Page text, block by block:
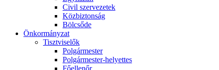
Civil szervezetek
Közbiztonság
Bölcsőde
Önkormányzat
Tisztviselők
Polgármester
Polgármester-helyettes
Főellenőr